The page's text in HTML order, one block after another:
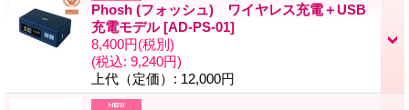
Phosh (フォッシュ) ワイヤレス充電＋USB
充電モデル[AD-PS-01]
8,400円(税別)
(税込: 9,240円)
上代（定価） : 12,000円